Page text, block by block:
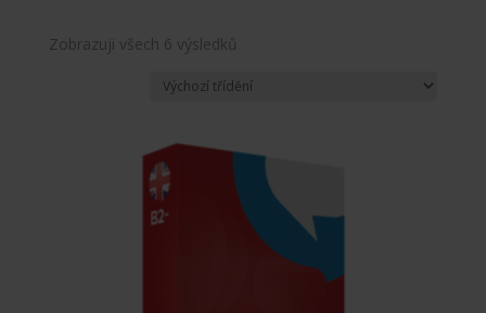
Zobrazuji všech 6 výsledků